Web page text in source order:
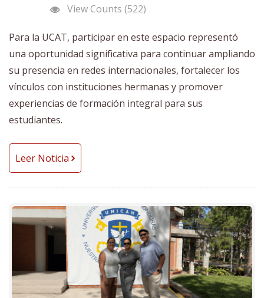
View Counts (522)
Para la UCAT, participar en este espacio representó
una oportunidad significativa para continuar ampliando
su presencia en redes internacionales, fortalecer los
vínculos con instituciones hermanas y promover
experiencias de formación integral para sus
estudiantes.
Leer Noticia